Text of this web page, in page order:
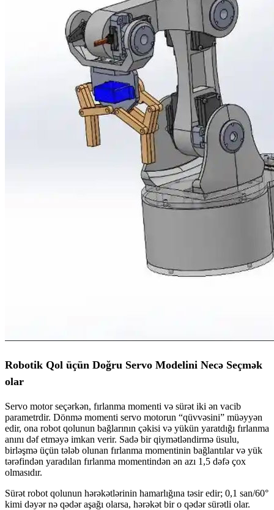
Robotik Qol üçün Doğru Servo Modelini Necə Seçmək
olar
Servo motor seçərkən, fırlanma momenti və sürət iki ən vacib
parametrdir. Dönmə momenti servo motorun “qüvvəsini” müəyyən
edir, ona robot qolunun bağlarının çəkisi və yükün yaratdığı fırlanma
anını dəf etməyə imkan verir. Sadə bir qiymətləndirmə üsulu,
birləşmə üçün tələb olunan fırlanma momentinin bağlantılar və yük
tərəfindən yaradılan fırlanma momentindən ən azı 1,5 dəfə çox
olmasıdır.
Sürət robot qolunun hərəkətlərinin hamarlığına təsir edir; 0,1 san/60°
kimi dəyər nə qədər aşağı olarsa, hərəkət bir o qədər sürətli olar.